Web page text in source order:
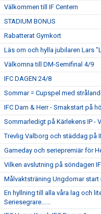
Välkommen till IF Centern
STADIUM BONUS
Rabatterat Gymkort
Läs om och hylla jubilaren Lars
Välkomna till DM-Semifinal 4/9
IFC DAGEN 24/8
Sommar = Cupspel med
IFC Dam & Herr - Smakstart på
Sommarledigt på Kärlekens IP -
Trevlig Valborg och städdag på
Gameday och seriepremiär för
Vilken avslutning på söndagen
Målvaktsträning Ungdomar start
En hyllning till alla våra lag och
Seriesegrare......